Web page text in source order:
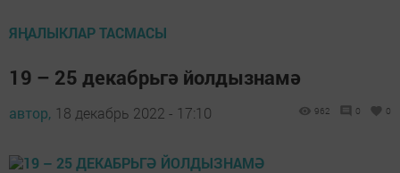
ЯҢАЛЫКЛАР ТАСМАСЫ
19 – 25 декабрьгә йолдызнамә
автор, 18 декабрь 2022 - 17:10 962 0 0